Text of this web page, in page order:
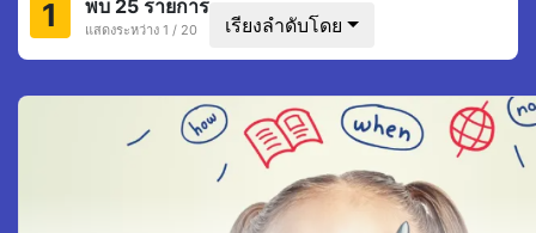
1 พบ 25 รายการ
แสดงระหว่าง 1 / 20 เรียงลำดับโดย